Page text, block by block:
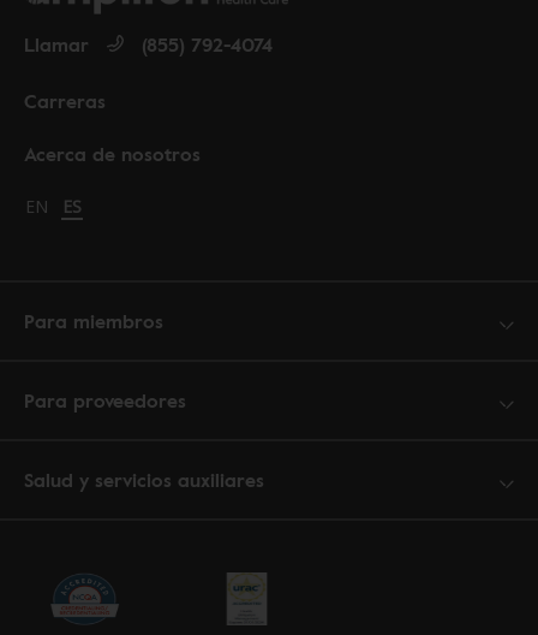
Acerca de nosotros
Carreras
Llamar (855) 792-4074
Change language to English
EN Cambiar idioma a español
ES
Para miembros
Para proveedores
Salud y servicios auxiliares